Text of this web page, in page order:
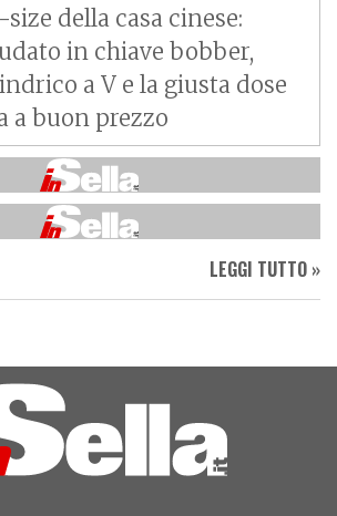
della casa cinese:
in chiave bobber,
a V e la giusta dose
a buon prezzo
LEGGI TUTTO »